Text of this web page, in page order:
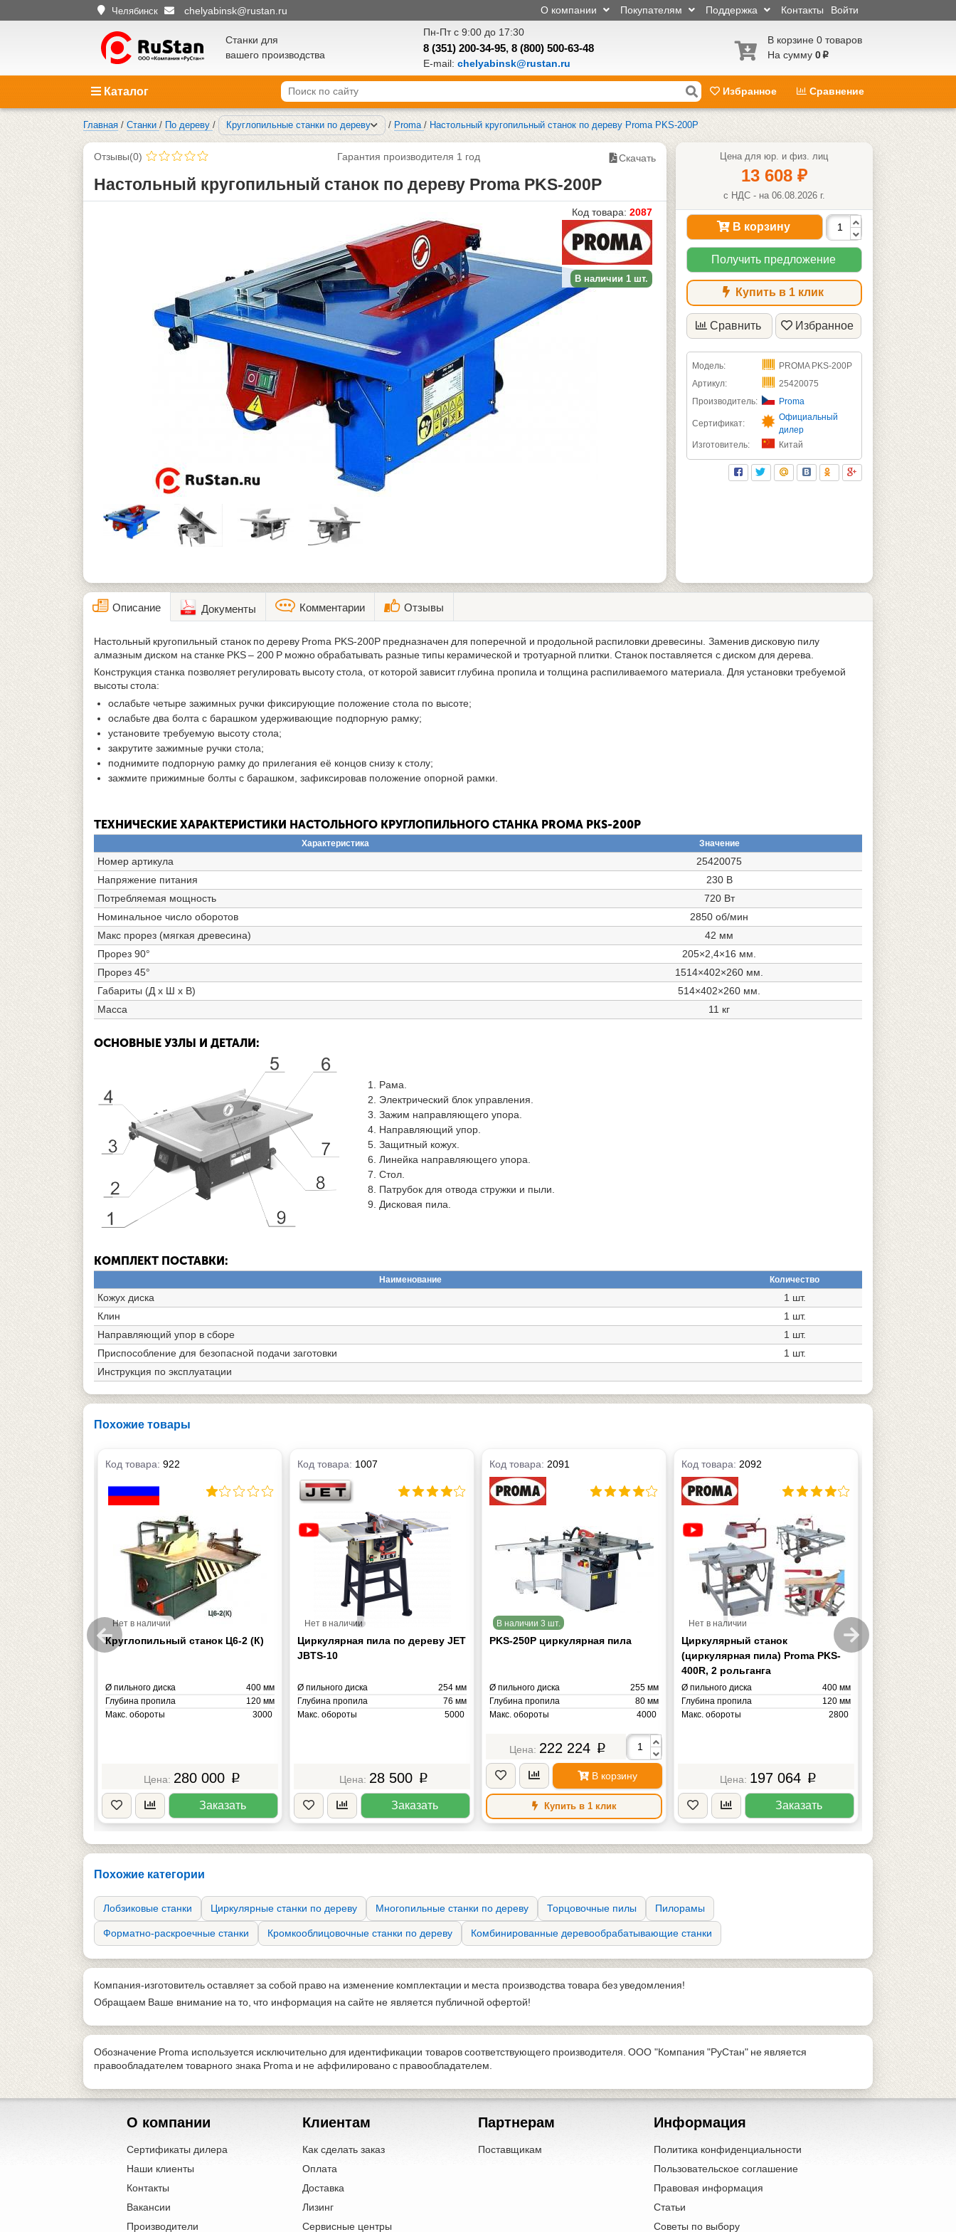
Челябинск chelyabinsk@rustan.ru Войти
Контакты
Поддержка
Покупателям
О компании
Станки для
вашего производства
Пн-Пт с 9:00 до 17:30
8 (351) 200-34-95, 8 (800) 500-63-48
E-mail: chelyabinsk@rustan.ru
В корзине 0 товаров
На сумму 0 p
Каталог Избранное Сравнение
Главная / Станки / По дереву / Круглопильные станки по дереву / Proma / Настольный кругопильный станок по дереву Proma PKS-200P
Отзывы(0) Гарантия производителя 1 год Скачать
Настольный кругопильный станок по дереву Proma PKS-200P
Код товара: 2087
В наличии 1 шт.
Цена для юр. и физ. лиц
13 608 ₽
с НДС - на 06.08.2026 г.
В корзину
Получить предложение
Купить в 1 клик
Сравнить Избранное
Модель:
PROMA PKS-200P
Артикул:
25420075
Производитель:
Proma
Сертификат:
Официальный
дилер
Изготовитель:
Китай
Описание Документы Комментарии Отзывы
Настольный кругопильный станок по дереву Proma PKS-200P предназначен для поперечной и продольной распиловки древесины. Заменив дисковую пилу
алмазным диском на станке PKS – 200 P можно обрабатывать разные типы керамической и тротуарной плитки. Станок поставляется с диском для дерева.
Конструкция станка позволяет регулировать высоту стола, от которой зависит глубина пропила и толщина распиливаемого материала. Для установки требуемой
высоты стола:
ослабьте четыре зажимных ручки фиксирующие положение стола по высоте;
ослабьте два болта с барашком удерживающие подпорную рамку;
установите требуемую высоту стола;
закрутите зажимные ручки стола;
поднимите подпорную рамку до прилегания её концов снизу к столу;
зажмите прижимные болты с барашком, зафиксировав положение опорной рамки.
ТЕХНИЧЕСКИЕ ХАРАКТЕРИСТИКИ НАСТОЛЬНОГО КРУГЛОПИЛЬНОГО СТАНКА PROMA PKS-200P
Характеристика Значение
Номер артикула
25420075
Напряжение питания
230 В
Потребляемая мощность
720 Вт
Номинальное число оборотов
2850 об/мин
Макс прорез (мягкая древесина)
42 мм
Прорез 90°
205×2,4×16 мм.
Прорез 45°
1514×402×260 мм.
Габариты (Д х Ш х В)
514×402×260 мм.
Масса
11 кг
ОСНОВНЫЕ УЗЛЫ И ДЕТАЛИ:
Рама.
Электрический блок управления.
Зажим направляющего упора.
Направляющий упор.
Защитный кожух.
Линейка направляющего упора.
Стол.
Патрубок для отвода стружки и пыли.
Дисковая пила.
КОМПЛЕКТ ПОСТАВКИ:
Наименование Количество
Кожух диска
1 шт.
Клин
1 шт.
Направляющий упор в сборе
1 шт.
Приспособление для безопасной подачи заготовки
1 шт.
Инструкция по эксплуатации
Похожие товары
Powermatic
336 кг
000
Заказать
Код товара: 922
Нет в наличии
Круглопильный станок Ц6-2 (К)
Ø пильного диска
400 мм
Глубина пропила
120 мм
Макс. обороты
3000
280 000 p
Заказать
Код товара: 1007
Нет в наличии
Циркулярная пила по дереву JET
JBTS-10
Ø пильного диска
254 мм
Глубина пропила
76 мм
Макс. обороты
5000
28 500 p
Заказать
Код товара: 2091
В наличии 3 шт.
PKS-250P циркулярная пила
Ø пильного диска
255 мм
Глубина пропила
80 мм
Макс. обороты
4000
185 кг
222 224 p
В корзину
Купить в 1 клик
Код товара: 2092
Нет в наличии
Циркулярный станок
(циркулярная пила) Proma PKS-
400R, 2 рольганга
Ø пильного диска
400 мм
Глубина пропила
120 мм
Макс. обороты
2800
197 064 p
Заказать
PKS-315P
Глубина пропила
Похожие категории
Лобзиковые станки Циркулярные станки по дереву Многопильные станки по дереву Торцовочные пилы Пилорамы
Форматно-раскроечные станки Кромкооблицовочные станки по дереву Комбинированные деревообрабатывающие станки
Компания-изготовитель оставляет за собой право на изменение комплектации и места производства товара без уведомления!
Обращаем Ваше внимание на то, что информация на сайте не является публичной офертой!
Обозначение Proma используется исключительно для идентификации товаров соответствующего производителя. ООО "Компания "РуСтан" не является
правообладателем товарного знака Proma и не аффилировано с правообладателем.
О компании
Сертификаты дилера
Наши клиенты
Контакты
Вакансии
Производители
Клиентам
Как сделать заказ
Оплата
Доставка
Лизинг
Сервисные центры
Партнерам
Поставщикам
Информация
Политика конфиденциальности
Пользовательское соглашение
Правовая информация
Статьи
Советы по выбору